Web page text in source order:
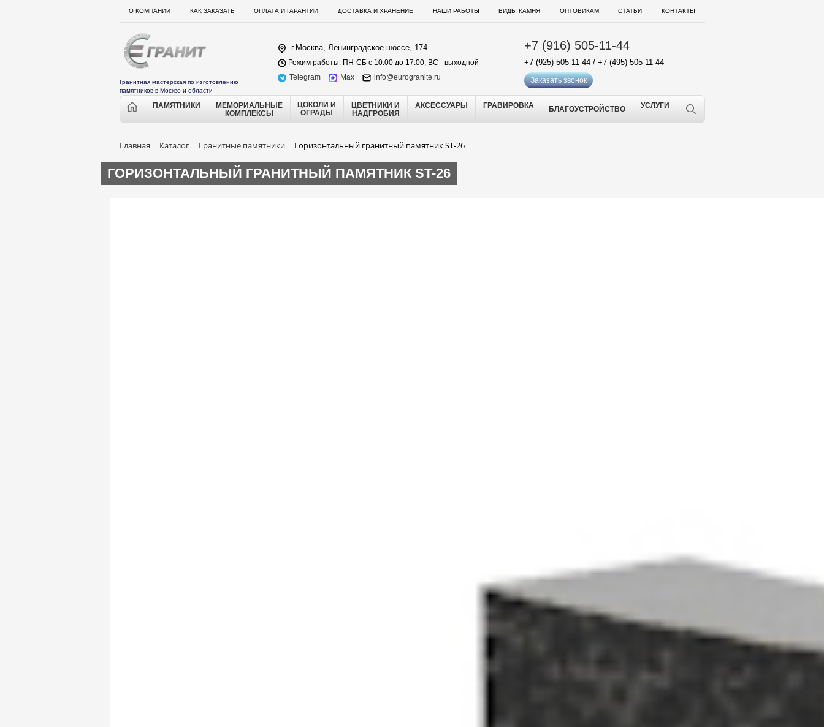
О КОМПАНИИ КАК ЗАКАЗАТЬ ОПЛАТА И ГАРАНТИИ ДОСТАВКА И ХРАНЕНИЕ НАШИ РАБОТЫ ВИДЫ КАМНЯ ОПТОВИКАМ СТАТЬИ КОНТАКТЫ
Гранитная мастерская по изготовлению
памятников в Москве и области
г.Москва, Ленинградское шоссе, 174
Режим работы: ПН-СБ с 10:00 до 17:00, ВС - выходной
Telegram
Max info@eurogranite.ru
+7 (916) 505-11-44
+7 (925) 505-11-44 / +7 (495) 505-11-44
Заказать звонок
ПАМЯТНИКИ
МЕМОРИАЛЬНЫЕ
КОМПЛЕКСЫ
ЦОКОЛИ И
ОГРАДЫ
ЦВЕТНИКИ И
НАДГРОБИЯ
АКСЕССУАРЫ ГРАВИРОВКА БЛАГОУСТРОЙСТВО УСЛУГИ
Главная Каталог Гранитные памятники Горизонтальный гранитный памятник ST-26
ГОРИЗОНТАЛЬНЫЙ ГРАНИТНЫЙ ПАМЯТНИК ST-26